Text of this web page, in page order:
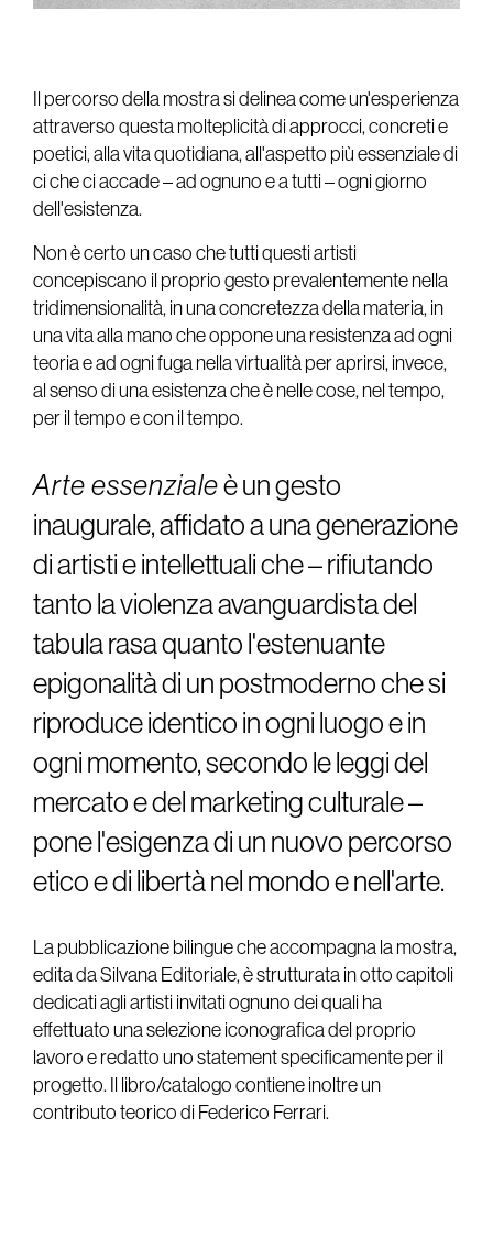
Il percorso della mostra si delinea come un'esperienza
attraverso questa molteplicità di approcci, concreti e
poetici, alla vita quotidiana, all'aspetto più essenziale di
ci che ci accade – ad ognuno e a tutti – ogni giorno
dell'esistenza.
Non è certo un caso che tutti questi artisti
concepiscano il proprio gesto prevalentemente nella
tridimensionalità, in una concretezza della materia, in
una vita alla mano che oppone una resistenza ad ogni
teoria e ad ogni fuga nella virtualità per aprirsi, invece,
al senso di una esistenza che è nelle cose, nel tempo,
per il tempo e con il tempo.
Arte essenzialeè un gesto
inaugurale, affidato a una generazione
di artisti e intellettuali che – rifiutando
tanto la violenza avanguardista del
tabula rasa quanto l'estenuante
epigonalità di un postmoderno che si
riproduce identico in ogni luogo e in
ogni momento, secondo le leggi del
mercato e del marketing culturale –
pone l'esigenza di un nuovo percorso
etico e di libertà nel mondo e nell'arte.
La pubblicazione bilingue che accompagna la mostra,
edita da Silvana Editoriale, è strutturata in otto capitoli
dedicati agli artisti invitati ognuno dei quali ha
effettuato una selezione iconografica del proprio
lavoro e redatto uno statement specificamente per il
progetto. Il libro/catalogo contiene inoltre un
contributo teorico di Federico Ferrari.